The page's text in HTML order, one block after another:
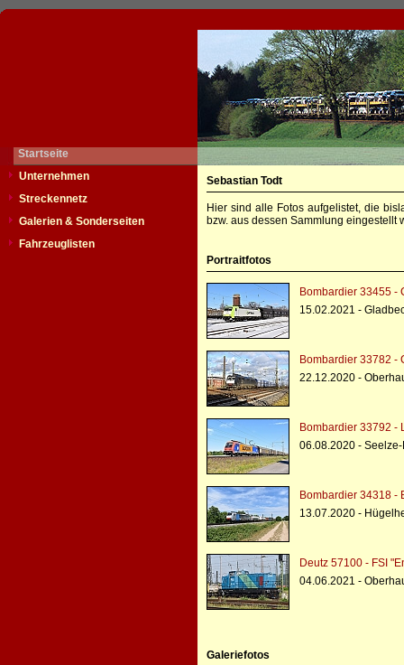
Startseite
Unternehmen
Streckennetz
Galerien & Sonderseiten
Fahrzeuglisten
Sebastian Todt
Hier sind alle Fotos aufgelistet, die
bzw. aus dessen Sammlung eingestellt
Portraitfotos
Bombardier 33455 -
15.02.2021 -
Bombardier 33782 -
22.12.2020 -
Bombardier 33792 -
06.08.2020 -
Bombardier 34318 -
13.07.2020 -
Deutz 57100 - FSI
04.06.2021 -
Galeriefotos